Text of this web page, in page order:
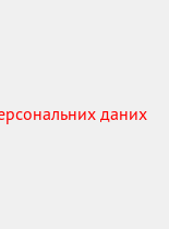
даних